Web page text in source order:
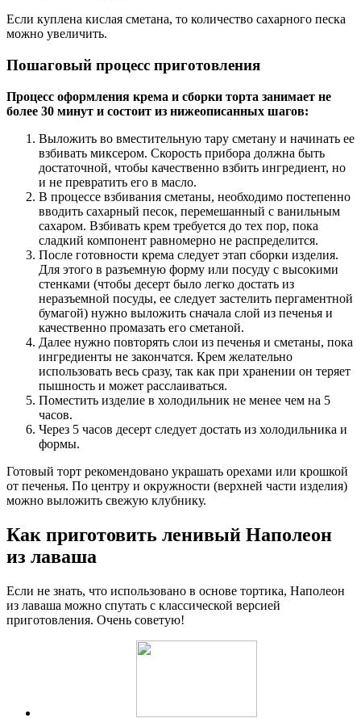
Если куплена кислая сметана, то количество сахарного песка
можно увеличить.
Пошаговый процесс приготовления
Процесс оформления крема и сборки торта занимает не
более 30 минут и состоит из нижеописанных шагов:
Выложить во вместительную тару сметану и начинать ее
взбивать миксером. Скорость прибора должна быть
достаточной, чтобы качественно взбить ингредиент, но
и не превратить его в масло.
В процессе взбивания сметаны, необходимо постепенно
вводить сахарный песок, перемешанный с ванильным
сахаром. Взбивать крем требуется до тех пор, пока
сладкий компонент равномерно не распределится.
После готовности крема следует этап сборки изделия.
Для этого в разъемную форму или посуду с высокими
стенками (чтобы десерт было легко достать из
неразъемной посуды, ее следует застелить пергаментной
бумагой) нужно выложить сначала слой из печенья и
качественно промазать его сметаной.
Далее нужно повторять слои из печенья и сметаны, пока
ингредиенты не закончатся. Крем желательно
использовать весь сразу, так как при хранении он теряет
пышность и может расслаиваться.
Поместить изделие в холодильник не менее чем на 5
часов.
Через 5 часов десерт следует достать из холодильника и
формы.
Готовый торт рекомендовано украшать орехами или крошкой
от печенья. По центру и окружности (верхней части изделия)
можно выложить свежую клубнику.
Как приготовить ленивый Наполеон
из лаваша
Если не знать, что использовано в основе тортика, Наполеон
из лаваша можно спутать с классической версией
приготовления. Очень советую!